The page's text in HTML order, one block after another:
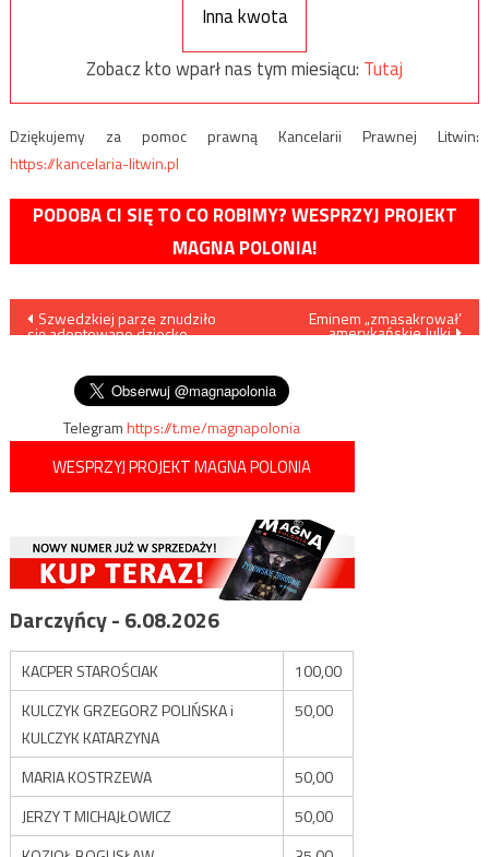
Inna kwota
Zobacz kto wparł nas tym miesiącu: Tutaj
Dziękujemy za pomoc prawną Kancelarii Prawnej Litwin:
https://kancelaria-litwin.pl
PODOBA CI SIĘ TO CO ROBIMY? WESPRZYJ PROJEKT
MAGNA POLONIA!
Nawigacja
Szwedzkiej parze znudziło
się adoptowane dziecko
Eminem „zmasakrował’
amerykańskie Julki
Telegramhttps://t.me/magnapolonia
WESPRZYJ PROJEKT MAGNA POLONIA
Darczyńcy - 6.08.2026
KACPER STAROŚCIAK
100,00
KULCZYK GRZEGORZ POLIŃSKA i
KULCZYK KATARZYNA
50,00
MARIA KOSTRZEWA
50,00
JERZY T MICHAJŁOWICZ
50,00